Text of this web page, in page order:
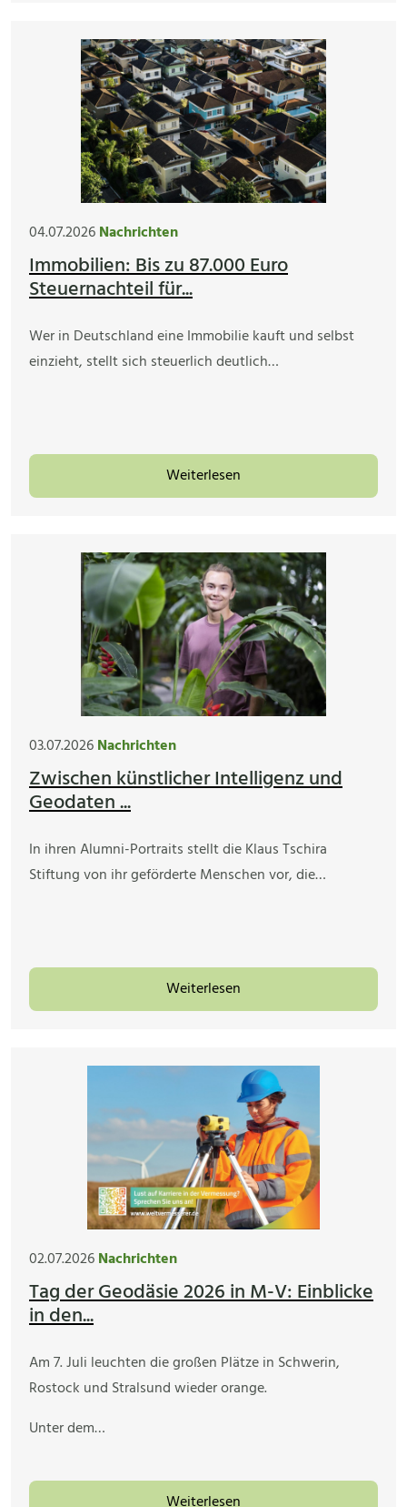
04.07.2026Nachrichten
Immobilien: Bis zu 87.000 Euro
Steuernachteil für...
Wer in Deutschland eine Immobilie kauft und selbst
einzieht, stellt sich steuerlich deutlich…
Weiterlesen
03.07.2026Nachrichten
Zwischen künstlicher Intelligenz und
Geodaten ...
In ihren Alumni-Portraits stellt die Klaus Tschira
Stiftung von ihr geförderte Menschen vor, die…
Weiterlesen
02.07.2026Nachrichten
Tag der Geodäsie 2026 in M-V: Einblicke
in den...
Am 7. Juli leuchten die großen Plätze in Schwerin,
Rostock und Stralsund wieder orange.
Unter dem…